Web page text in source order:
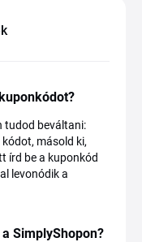
tudod beváltani:
másold ki,
írd be a kuponkód
levonódik a
SimplyShopon?